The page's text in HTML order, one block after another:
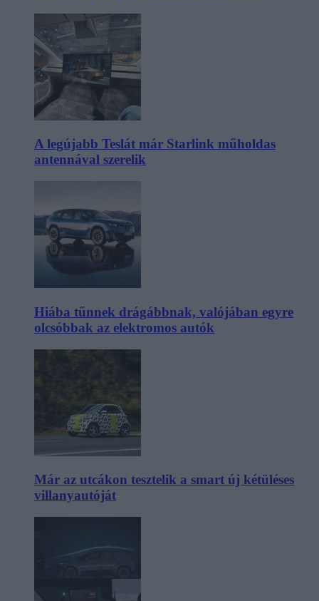
A legújabb Teslát már Starlink műholdas
antennával szerelik
Hiába tűnnek drágábbnak, valójában egyre
olcsóbbak az elektromos autók
Már az utcákon tesztelik a smart új kétüléses
villanyautóját